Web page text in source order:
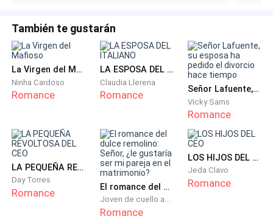
Él sonrió, pero hizo lo que le dijo.
Les tardó un poco más de lo normal, pero lograron
llegar a la habitación de Valentino.
>>¿Tienes tu llave? —preguntó cuándo se detuvieron
—Eres muy hermosa —musitó él mirándola a los ojos.
Bianca se ruborizó y sonrió halagada, aunque le
gustaría escuchar las mismas palabras de su boca
También te gustarán
La Virgen del Mafioso
Ninha Cardoso
Romance
LA ESPOSA DEL ITALIANO
Claudia Llerena
Romance Señor Lafuente, su esposa ha pedido el divorcio hace tiempo
Vicky Sams
Romance
LA PEQUEÑA REVOLTOSA DEL CEO
Day Torres
Romance El romance del dulce remolino: Señor, ¿le gustaría ser mi pareja en el matrimonio?
Joven de cuello azul
Romance
LOS HIJOS DEL CEO
Jeda Clavo
Romance